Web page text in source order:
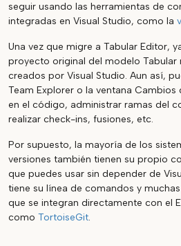
seguir usando las herramientas de
integradas en Visual Studio, como la
Una vez que migre a Tabular Editor,
proyecto original del modelo Tabular
creados por Visual Studio. Aun así,
Team Explorer o la ventana
en el código, administrar ramas del
realizar check-ins, fusiones, etc.
Por supuesto, la mayoría de los
versiones también tienen su propio
que puedes usar sin depender de
tiene su línea de comandos y
que se integran directamente con el
como TortoiseGit.